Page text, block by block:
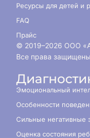
Ресурсы для детей и
FAQ
Прайс
© 2019–2026 ООО
Все права
Эмоциональный
Особенности
Сильные негативные
Оценка состояния